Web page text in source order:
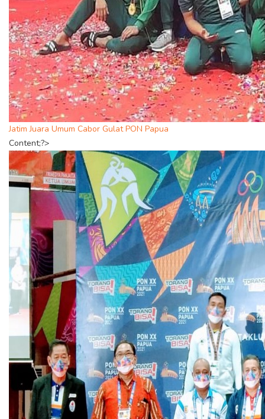
Jatim Juara Umum Cabor Gulat PON Papua
Content;?>